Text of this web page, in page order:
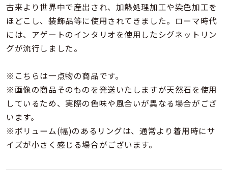
メンズ
リングサイズ
～
在庫 在庫ありのみ すべて表示
古来より世界中で産出され、加熱処理加工や染色加工を
ほどこし、装飾品等に使用されてきました。ローマ時代
には、アゲートのインタリオを使用したシグネットリン
グが流行しました。
※こちらは一点物の商品です。
※画像の商品そのものを発送いたしますが天然石を使用
しているため、実際の色味や風合いが異なる場合がござ
います。
※ボリューム(幅)のあるリングは、通常より着用時にサ
イズが小さく感じる場合がございます。